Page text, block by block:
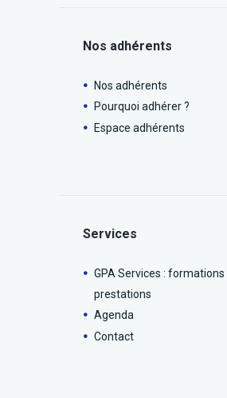
Nos adhérents
Nos adhérents
Pourquoi adhérer ?
Espace adhérents
Services
GPA Services : formations
prestations
Agenda
Contact